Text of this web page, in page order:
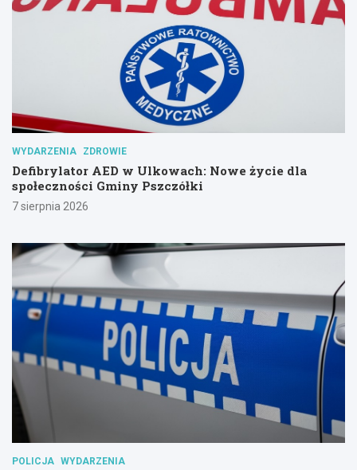
WYDARZENIA ZDROWIE
Defibrylator AED w Ulkowach: Nowe życie dla
społeczności Gminy Pszczółki
7 sierpnia 2026
POLICJA WYDARZENIA